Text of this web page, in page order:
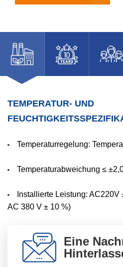
TEMPERATUR- UND
Temperaturregelung:
Temperaturabweichung ≤
Installierte Leistung:
AC 380 V ± 10 %)
Eine